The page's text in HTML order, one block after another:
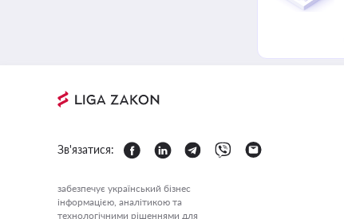
Зв'язатися:
забезпечує український бізнес
інформацією, аналітикою та
технологічними рішеннями для